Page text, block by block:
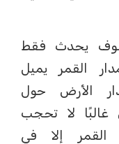
يحدث فقط
القمر يميل
الأرض حول
لا تحجب
إلا في